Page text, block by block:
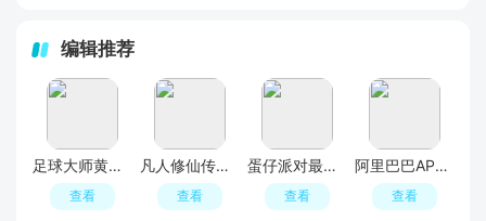
编辑推荐
足球大师黄金一代手游
查看
凡人修仙传人界篇手游2026最新版
查看
蛋仔派对最新版
查看
阿里巴巴APP2026官方版
查看